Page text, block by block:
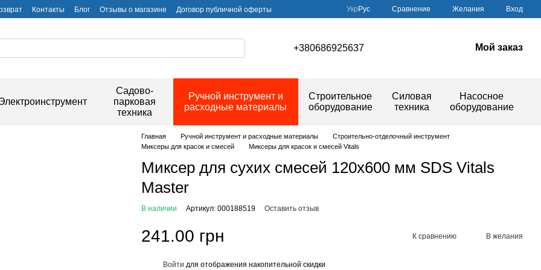
Контакты Блог Отзывы о магазине
Договор публичной оферты
Укр Рус Сравнение Желания Вход
+380686925637 Мой заказ
Садово-
парковая
техника
Ручной инструмент и
расходные материалы
Строительное
оборудование
Силовая
техника
Насосное
оборудование
Главная Ручной инструмент и расходные материалы
Строительно-отделочный инструмент
Миксеры для красок и смесей
Миксеры для красок и смесей Vitals
Миксер для сухих смесей 120х600 мм SDS Vitals
Master
В наличии Артикул: 000188519 Оставить отзыв
241.00 грн К сравнению В желания
Войти для отображения накопительной скидки